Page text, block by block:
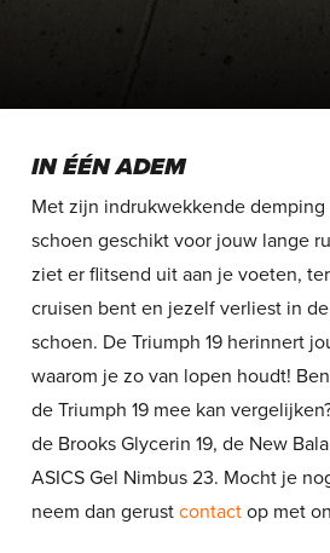
IN ÉÉN ADEM
Met zijn indrukwekkende
schoen geschikt voor jouw lange
ziet er flitsend uit aan je voeten,
cruisen bent en jezelf verliest in
schoen. De Triumph 19 herinnert
waarom je zo van lopen houdt!
de Triumph 19 mee kan
de Brooks Glycerin 19, de New
ASICS Gel Nimbus 23. Mocht je
neem dan gerust contactop met